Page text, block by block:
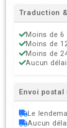
Traduction
Moins de 6
Moins de
Moins de
Aucun
Envoi
Le
Aucun